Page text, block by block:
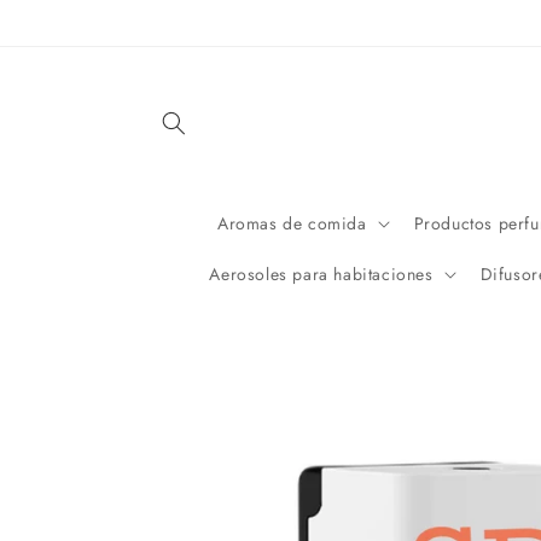
Aromas de comida Productos
Aerosoles para habitaciones